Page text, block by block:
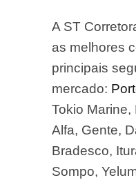
A ST
as melhores
principais
mercado:
Tokio Marine,
Alfa, Gente,
Bradesco,
Sompo,